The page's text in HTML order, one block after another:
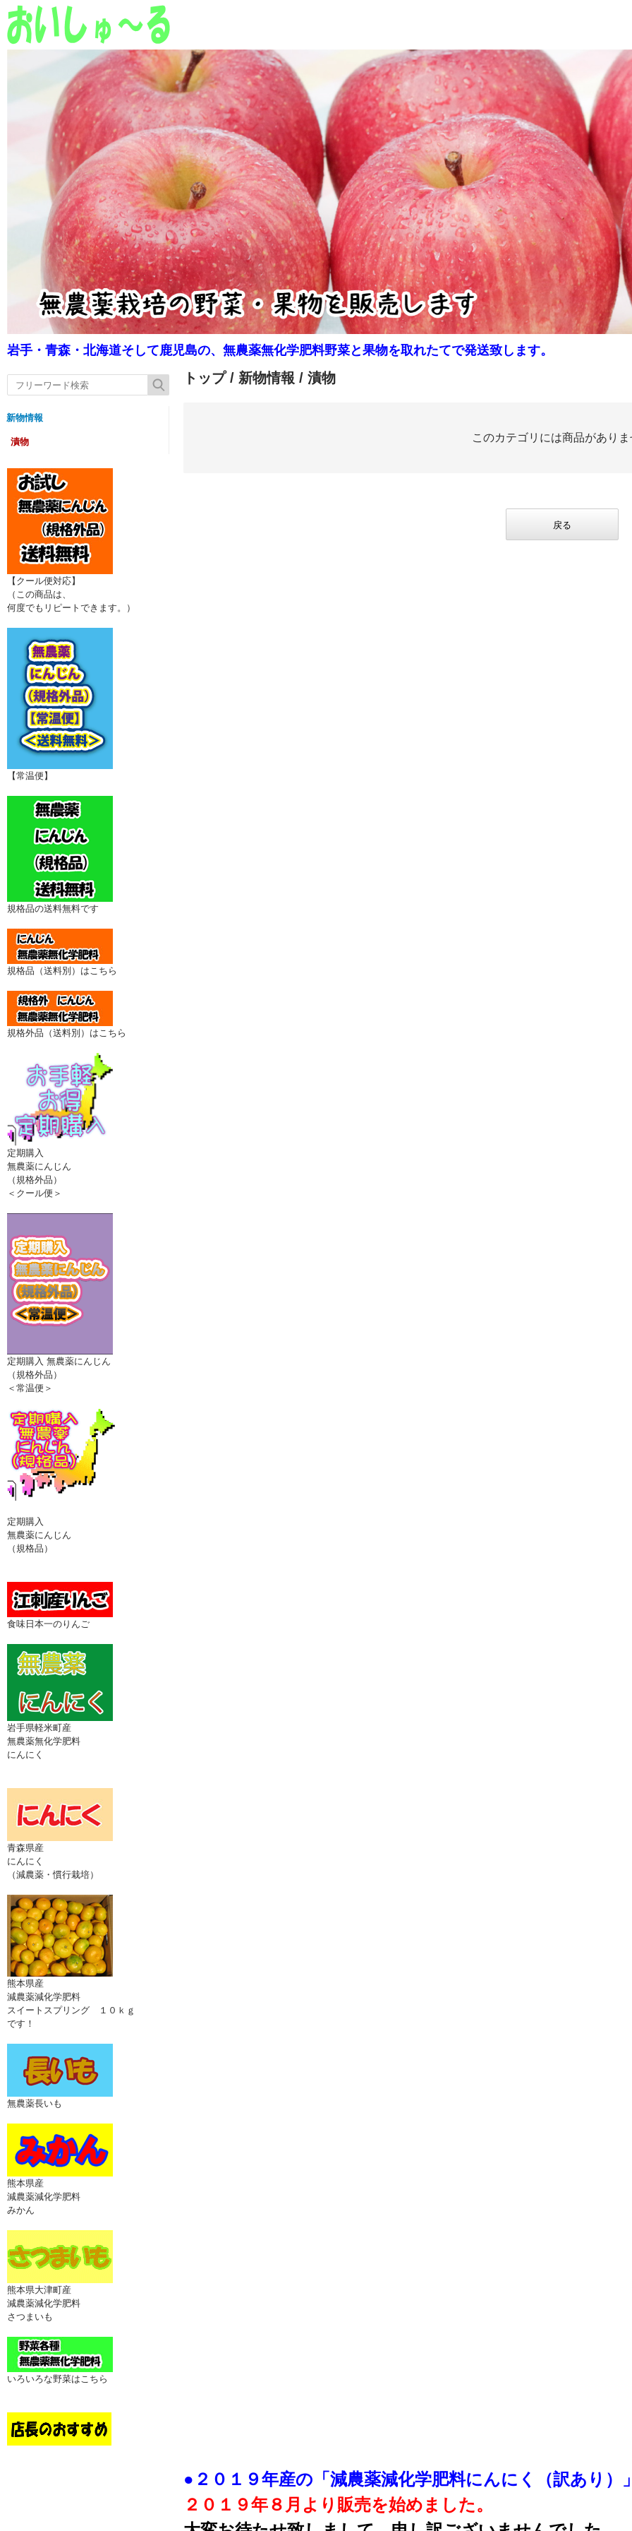
岩手・青森・北海道そして鹿児島の、無農薬無化学肥料野菜と果物を取れたてで発送致します。
新物情報
漬物
【クール便対応】
（この商品は、
何度でもリピートできます。）
【常温便】
規格品の送料無料です
規格品（送料別）はこちら
規格外品（送料別）はこちら
定期購入
無農薬にんじん
（規格外品）
＜クール便＞
定期購入 無農薬にんじん
（規格外品）
＜常温便＞
定期購入
無農薬にんじん
（規格品）
食味日本一のりんご
岩手県軽米町産
無農薬無化学肥料
にんにく
青森県産
にんにく
（減農薬・慣行栽培）
熊本県産
減農薬減化学肥料
スイートスプリング １０ｋｇ
です！
無農薬長いも
熊本県産
減農薬減化学肥料
みかん
熊本県大津町産
減農薬減化学肥料
さつまいも
いろいろな野菜はこちら
トップ/ 新物情報 / 漬物
このカテゴリには商品があり
戻る
●２０１９年産の「減農薬減化学肥料にんにく（訳あり）
２０１９年８月より販売を始めました。